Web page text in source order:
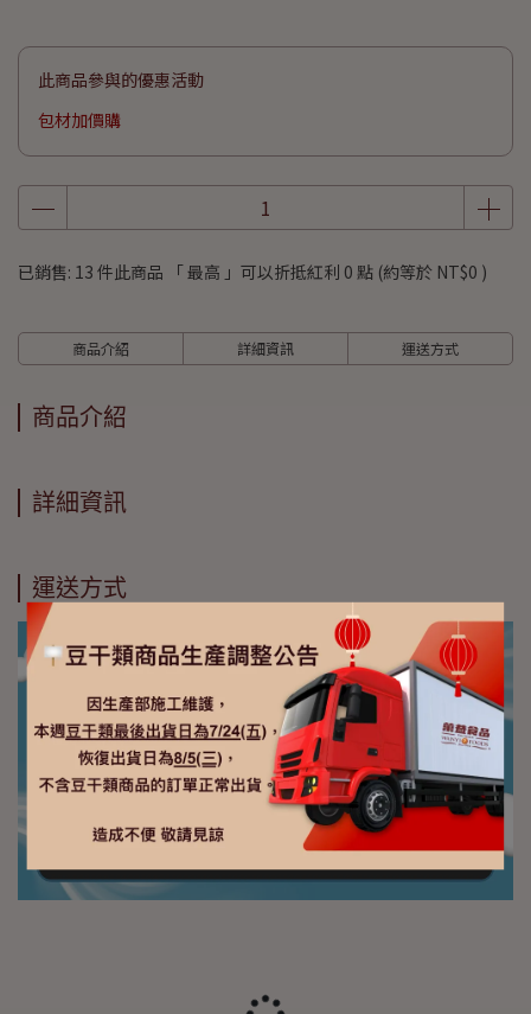
此商品參與的優惠活動
包材加價購
已銷售: 13 件此商品 「 最高 」可以折抵紅利 0 點 (約等於 NT$0 )
商品介紹 詳細資訊 運送方式
商品介紹
詳細資訊
運送方式